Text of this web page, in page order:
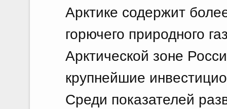
Арктике содержит
горючего природного
Арктической зоне
крупнейшие
Среди показателей